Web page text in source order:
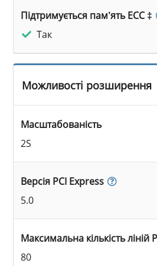
Підтримується пам’ять ECC ‡
Так
Можливості розширення
Масштабованість
2S
Версія PCI Express
5.0
Максимальна кількість ліній
80